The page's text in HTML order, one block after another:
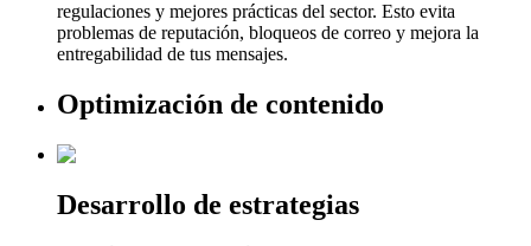
regulaciones y mejores prácticas del sector. Esto evita
problemas de reputación, bloqueos de correo y mejora la
entregabilidad de tus mensajes.
Optimización de contenido
Desarrollo de estrategias